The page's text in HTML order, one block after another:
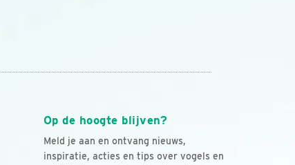
Op de hoogte blijven?
Meld je aan en ontvang nieuws,
inspiratie, acties en tips over vogels en